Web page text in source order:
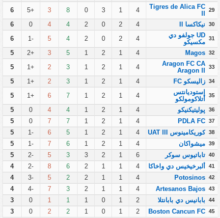
29
Tigres de Alica FC
4
1
3
0
8
3
+5
6
30 نيكاكسا II 4
2
0
2
4
4
0
6
31
UD جولفو دي
مكسيكو
4
2
0
2
4
5
-1
6
32
Magos
4
1
2
1
5
3
+2
5
33
Aragon FC CA
Aragon II
4
1
2
1
3
2
+1
5
34 زاليسكو FC 4
1
2
1
3
2
+1
5
35
إستوديانتس
أتلاكومولكو
4
1
2
1
7
6
+1
5
36 پوليتيكنيكو 4
1
2
1
4
4
0
5
37
PDLA FC
4
1
2
1
7
7
0
5
38 كوريكامينوس UAT III 4
1
2
1
5
6
-1
5
39 ميشواكان 4
1
2
1
6
7
-1
5
40 تاباتيوس سوكر 6
1
2
3
3
5
-2
5
41 ألبرخيخيس دي واخاكا 4
1
1
2
6
8
-2
4
42
Potosinos
4
1
1
2
2
5
-3
4
43
Artesanos Bajos
4
1
1
2
3
7
-4
4
44 بابانيس دي بابانتلا 2
1
0
1
1
1
0
3
45
Boston Cancun FC
2
1
0
1
2
2
0
3